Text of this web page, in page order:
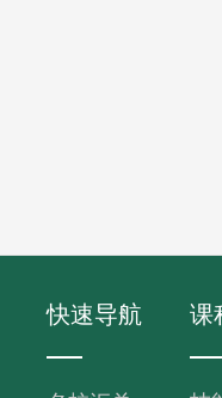
快速导航 课